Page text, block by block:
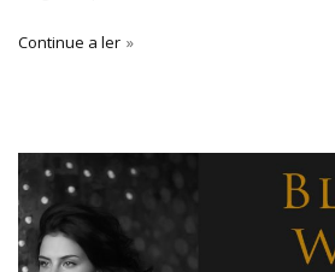
Continue a ler